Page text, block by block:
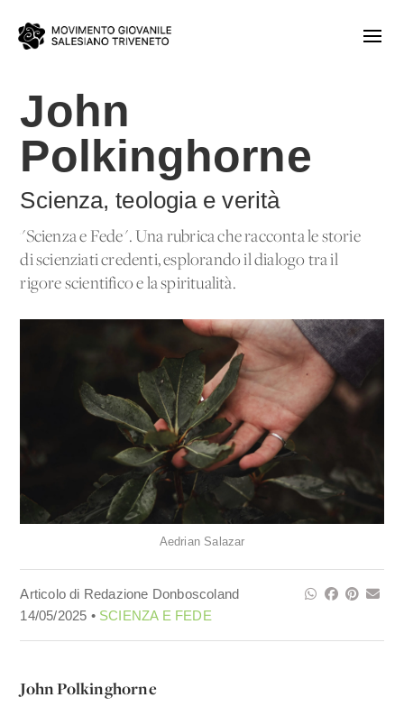
John
Polkinghorne
Scienza, teologia e verità
"Scienza e Fede". Una rubrica che racconta le storie
di scienziati credenti, esplorando il dialogo tra il
rigore scientifico e la spiritualità.
Aedrian Salazar
Articolo di Redazione Donboscoland
14/05/2025 • SCIENZA E FEDE
John Polkinghorne